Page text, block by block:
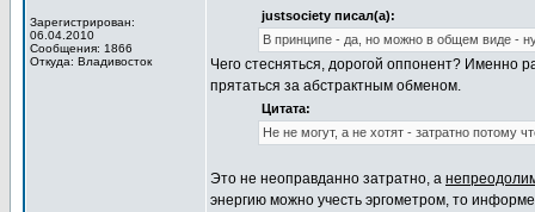
Зарегистрирован:
06.04.2010
Сообщения: 1866
Откуда: Владивосток
justsociety писал(а):
В принципе - да, но можно в общем виде -
Чего стесняться, дорогой оппонент? Именно
прятаться за абстрактным обменом.
Цитата:
Не не могут, а не хотят - затратно потому
Это не неоправданно затратно, а
энергию можно учесть эргометром, то